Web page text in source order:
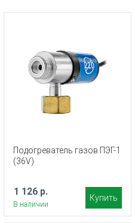
Подогреватель газов ПЭГ-1
(36V)
1 126 р.
В наличии
Купить